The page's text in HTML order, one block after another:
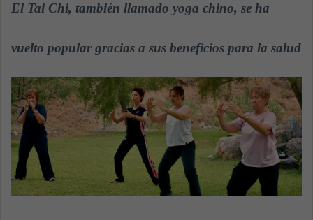
d
n
m
a
El Tai Chi, también llamado yoga chino, se ha
vuelto popular gracias a sus beneficios para la salud